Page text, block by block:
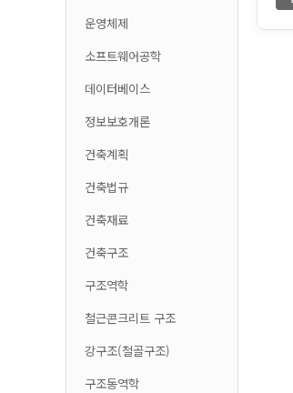
운영체제
소프트웨어공학
데이터베이스
정보보호개론
건축계획
건축법규
건축재료
건축구조
구조역학
철근콘크리트 구조
강구조(철골구조)
구조동역학